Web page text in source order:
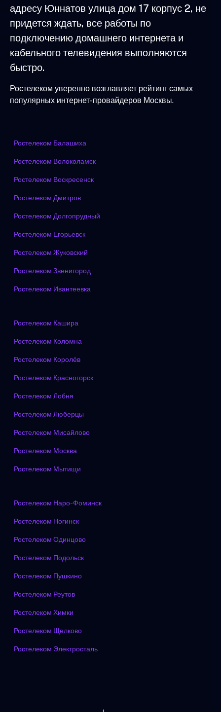
адресу Юннатов улица дом 17 корпус 2, не
придется ждать, все работы по
подключению домашнего интернета и
кабельного телевидения выполняются
быстро.
Ростелеком уверенно возглавляет рейтинг самых
популярных интернет-провайдеров Москвы.
Ростелеком Балашиха
Ростелеком Волоколамск
Ростелеком Воскресенск
Ростелеком Дмитров
Ростелеком Долгопрудный
Ростелеком Егорьевск
Ростелеком Жуковский
Ростелеком Звенигород
Ростелеком Ивантеевка
Ростелеком Кашира
Ростелеком Коломна
Ростелеком Королёв
Ростелеком Красногорск
Ростелеком Лобня
Ростелеком Люберцы
Ростелеком Мисайлово
Ростелеком Москва
Ростелеком Мытищи
Ростелеком Наро-Фоминск
Ростелеком Ногинск
Ростелеком Одинцово
Ростелеком Подольск
Ростелеком Пушкино
Ростелеком Реутов
Ростелеком Химки
Ростелеком Щелково
Ростелеком Электросталь